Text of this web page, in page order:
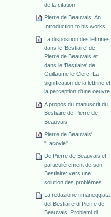
de la citation
Pierre de Beauvais. An
Introduction to his works
La disposition des lettrines
dans le 'Bestiaire' de
Pierre de Beauvais et
dans le 'Bestiaire' de
Guillaume le Clerc. La
signification de la lettrine et
la perception d'une oeuvre
A propos du manuscrit du
Bestiaire de Pierre de
Beauvais
Pierre de Beauvais'
"Lacovie"
De Pierre de Beauvais et
particulièrement de son
Bestiaire: vers une
solution des problèmes
La redazione rimaneggiata
del Bestiaire di Pierre de
Beauvais: Problemi di